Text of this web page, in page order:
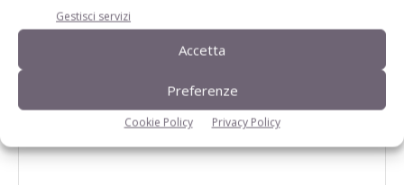
Gestisci servizi
Accetta
Preferenze
Cookie Policy Privacy Policy
LASCIA UN COMMENTO